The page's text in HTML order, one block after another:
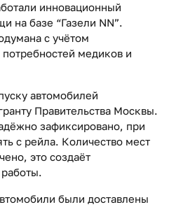
инновационный
на базе “Газели NN”.
с учётом
медиков и
автомобилей
Правительства Москвы.
зафиксировано, при
с рейла. Количество мест
это создаёт
были доставлены